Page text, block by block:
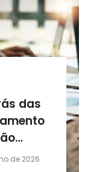
das
de 2026